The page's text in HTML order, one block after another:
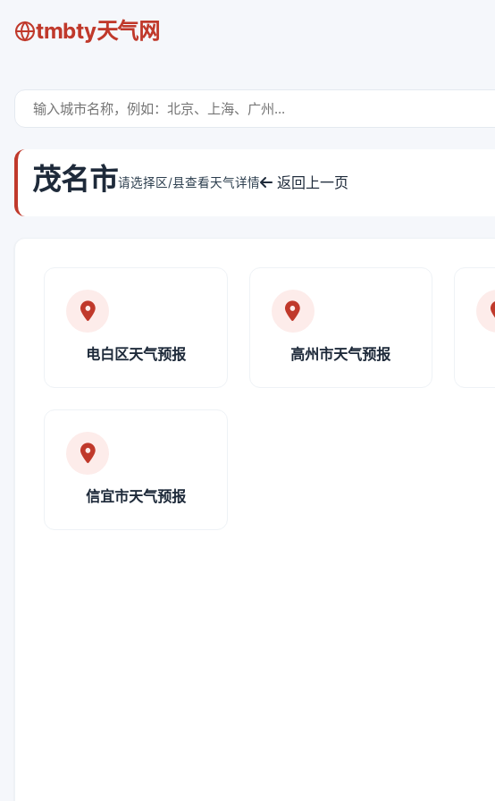
tmbty天气网
茂名市请选择区/县查看天气详情 返回上一页
电白区天气预报 高州市天气预报
信宜市天气预报